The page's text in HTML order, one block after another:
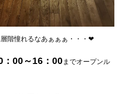
階憧れるなあぁぁぁ・・・❤
：00～16：00 までオープンル